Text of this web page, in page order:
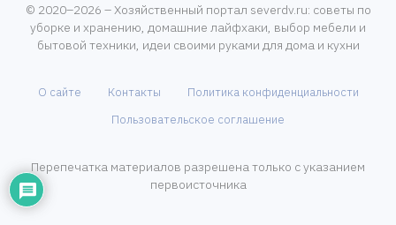
© 2020–2026 – Хозяйственный портал severdv.ru: советы по
уборке и хранению, домашние лайфхаки, выбор мебели и
бытовой техники, идеи своими руками для дома и кухни
О сайте Контакты
Политика конфиденциальности
Пользовательское соглашение
Перепечатка материалов разрешена только с указанием
первоисточника